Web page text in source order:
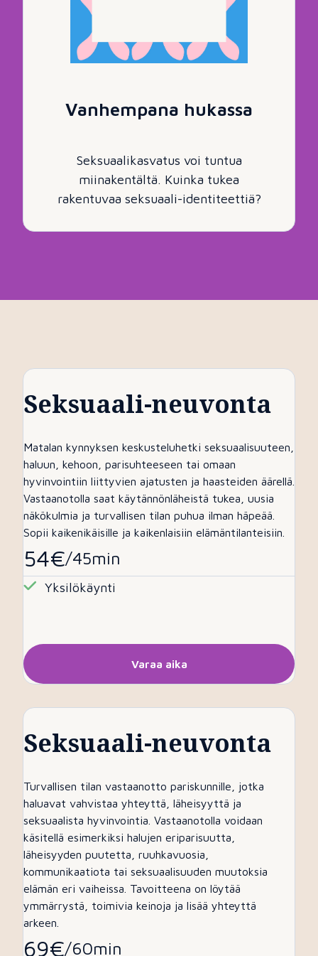
Vanhempana hukassa
Seksuaalikasvatus voi tuntua
miinakentältä. Kuinka tukea
rakentuvaa seksuaali-identiteettiä?
Seksuaali-neuvonta
Matalan kynnyksen keskusteluhetki seksuaalisuuteen,
haluun, kehoon, parisuhteeseen tai omaan
hyvinvointiin liittyvien ajatusten ja haasteiden äärellä.
Vastaanotolla saat käytännönläheistä tukea, uusia
näkökulmia ja turvallisen tilan puhua ilman häpeää.
Sopii kaikenikäisille ja kaikenlaisiin elämäntilanteisiin.
54€/45min
Yksilökäynti
Varaa aika
Seksuaali-neuvonta
Turvallisen tilan vastaanotto pariskunnille, jotka
haluavat vahvistaa yhteyttä, läheisyyttä ja
seksuaalista hyvinvointia. Vastaanotolla voidaan
käsitellä esimerkiksi halujen eriparisuutta,
läheisyyden puutetta, ruuhkavuosia,
kommunikaatiota tai seksuaalisuuden muutoksia
elämän eri vaiheissa. Tavoitteena on löytää
ymmärrystä, toimivia keinoja ja lisää yhteyttä
arkeen.
69€/60min